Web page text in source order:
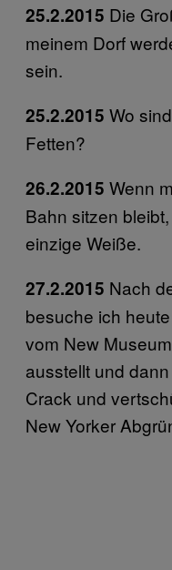
25.2.2015 Die
meinem Dorf
sein.
25.2.2015 Wo
Fetten?
26.2.2015 Wenn
Bahn sitzen
einzige Weiße.
27.2.2015 Nach
besuche ich
vom New
ausstellt und
Crack und
New Yorker